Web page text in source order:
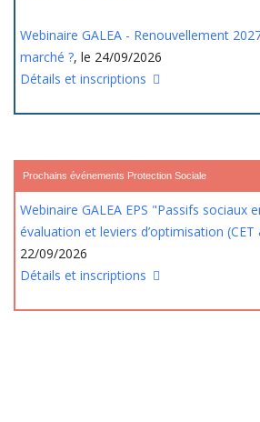
Webinaire GALEA - Renouvellement
marché ?, le 24/09/2026
Détails et inscriptions
Prochains événements Protection Sociale
Webinaire GALEA EPS "Passifs sociaux
évaluation et leviers d’optimisation (CET
22/09/2026
Détails et inscriptions